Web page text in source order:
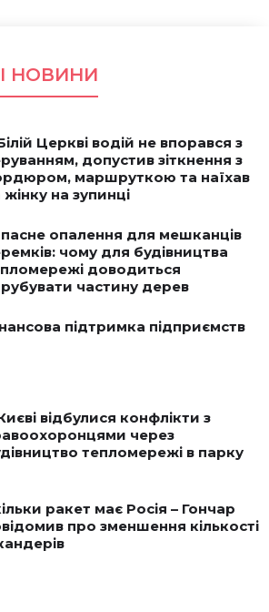
НОВИНИ
Церкві водій не впорався з
допустив зіткнення з
маршруткою та наїхав
жінку на зупинці
опалення для мешканців
чому для будівництва
доводиться
частину дерев
підтримка підприємств
відбулися конфлікти з
через
тепломережі в парку
ракет має Росія – Гончар
про зменшення кількості